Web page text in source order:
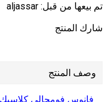
تم بيعها من قبل: aljassar
شارك المنتج
وصف المنتج